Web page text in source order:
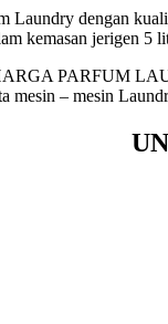
Laundry dengan
kemasan jerigen 5
PARFUM
mesin – mesin